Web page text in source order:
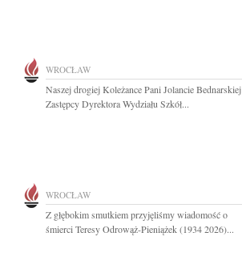
WROCŁAW
Naszej drogiej Koleżance Pani Jolancie Bednarskiej
Zastępcy Dyrektora Wydziału Szkół...
WROCŁAW
Z głębokim smutkiem przyjęliśmy wiadomość o
śmierci Teresy Odrowąż-Pieniążek (1934 2026)...